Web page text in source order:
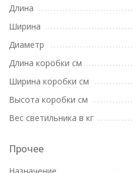
Длина
Ширина
Диаметр
Длина коробки см
Ширина коробки см
Высота коробки см
Вес светильника в кг
Прочее